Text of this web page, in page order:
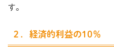
す。
２．経済的利益の10％